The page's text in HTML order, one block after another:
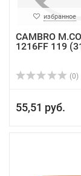
избранное
CAMBRO
1216FF 119
(0)
55,51 руб.